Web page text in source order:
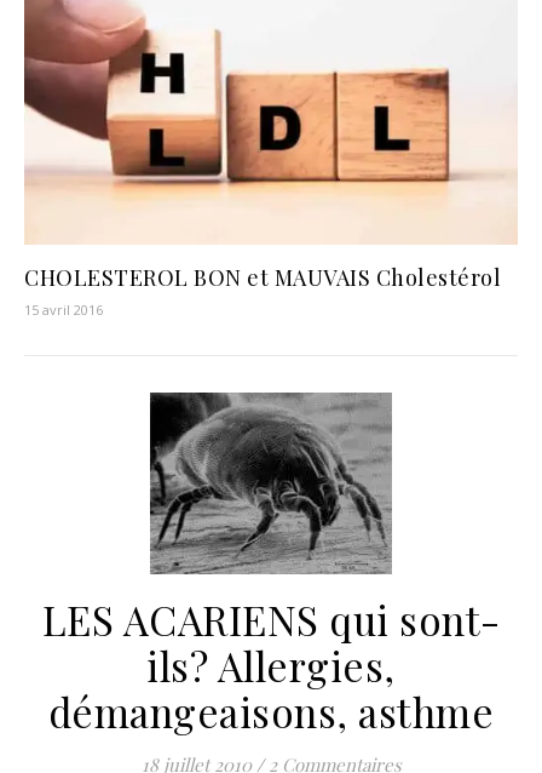
CHOLESTEROL BON et MAUVAIS Cholestérol
15 avril 2016
LES ACARIENS qui sont-
ils? Allergies,
démangeaisons, asthme
18 juillet 2010 / 2 Commentaires